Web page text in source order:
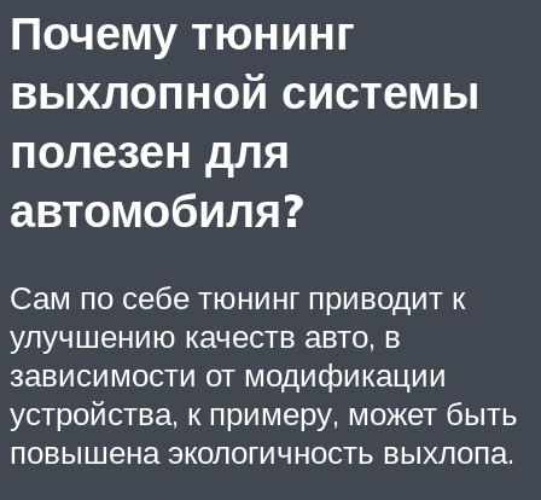
Почему тюнинг
выхлопной системы
полезен для
автомобиля?
Сам по себе тюнинг приводит к
улучшению качеств авто, в
зависимости от модификации
устройства, к примеру, может быть
повышена экологичность выхлопа.